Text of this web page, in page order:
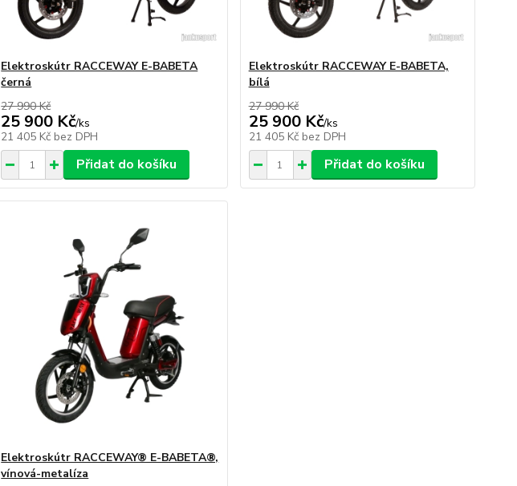
Elektroskútr RACCEWAY E-BABETA
černá
27 990 Kč
25 900 Kč/ks
21 405 Kč bez DPH
Přidat do košíku
Elektroskútr RACCEWAY E-BABETA,
bílá
27 990 Kč
25 900 Kč/ks
21 405 Kč bez DPH
Přidat do košíku
Elektroskútr RACCEWAY® E-BABETA®,
vínová-metalíza